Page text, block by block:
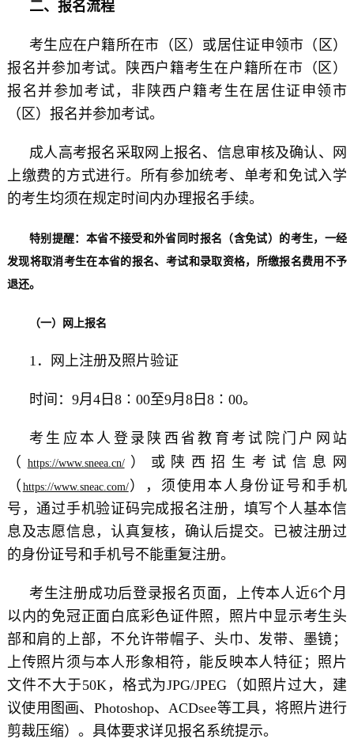
二、报名流程
考生应在户籍所在市（区）或居住证申领市（区）
报名并参加考试。陕西户籍考生在户籍所在市（区）
报名并参加考试，非陕西户籍考生在居住证申领市
（区）报名并参加考试。
成人高考报名采取网上报名、信息审核及确认、网
上缴费的方式进行。所有参加统考、单考和免试入学
的考生均须在规定时间内办理报名手续。
特别提醒：本省不接受和外省同时报名（含免试）的考生，一经
发现将取消考生在本省的报名、考试和录取资格，所缴报名费用不予
退还。
（一）网上报名
1．网上注册及照片验证
时间：9月4日8∶00至9月8日8∶00。
考生应本人登录陕西省教育考试院门户网站
（
https://www.sneea.cn/）或陕西招生考试信息网
（ https://www.sneac.com/），须使用本人身份证号和手机
号，通过手机验证码完成报名注册，填写个人基本信
息及志愿信息，认真复核，确认后提交。已被注册过
的身份证号和手机号不能重复注册。
考生注册成功后登录报名页面，上传本人近6个月
以内的免冠正面白底彩色证件照，照片中显示考生头
部和肩的上部，不允许带帽子、头巾、发带、墨镜；
上传照片须与本人形象相符，能反映本人特征；照片
文件不大于50K，格式为JPG/JPEG（如照片过大，建
议使用图画、Photoshop、ACDsee等工具，将照片进行
剪裁压缩）。具体要求详见报名系统提示。